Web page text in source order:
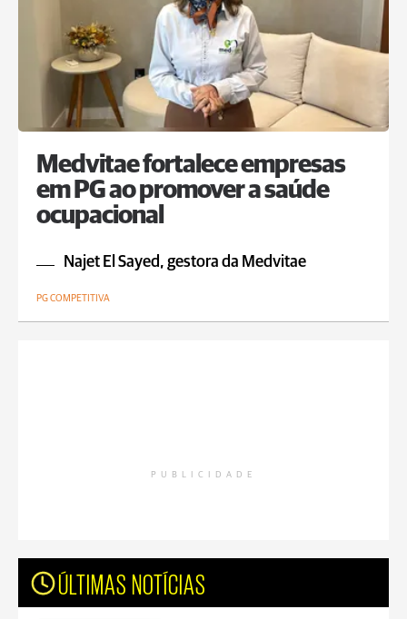
Medvitae fortalece empresas
em PG ao promover a saúde
ocupacional
Najet El Sayed, gestora da Medvitae
PG COMPETITIVA
PUBLICIDADE
ÚLTIMAS NOTÍCIAS